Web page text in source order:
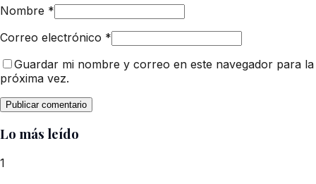
Nombre *
Correo electrónico *
Guardar mi nombre y correo en este navegador para la
próxima vez.
Lo más leído
1